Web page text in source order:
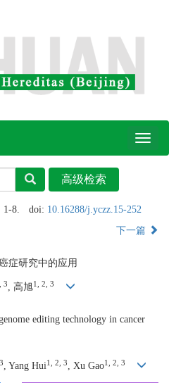
Toggle
1-8. doi: 10.16288/j.yczz.15-252
下一篇
症研究中的应用
3, 高旭1, 2, 3
editing technology in cancer
, Yang Hui1, 2, 3, Xu Gao1, 2, 3